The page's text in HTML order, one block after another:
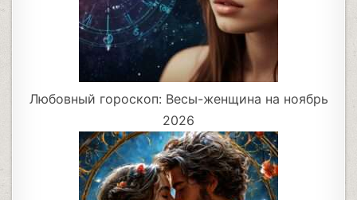
Любовный гороскоп: Весы-женщина на ноябрь
2026